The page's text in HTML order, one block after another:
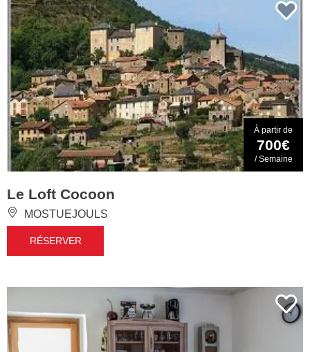
À partir de
700€
/ Semaine
Le Loft Cocoon
MOSTUEJOULS
RÉSERVER